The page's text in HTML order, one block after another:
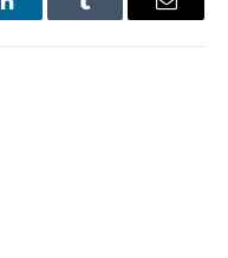
LinkedInTumblr Email